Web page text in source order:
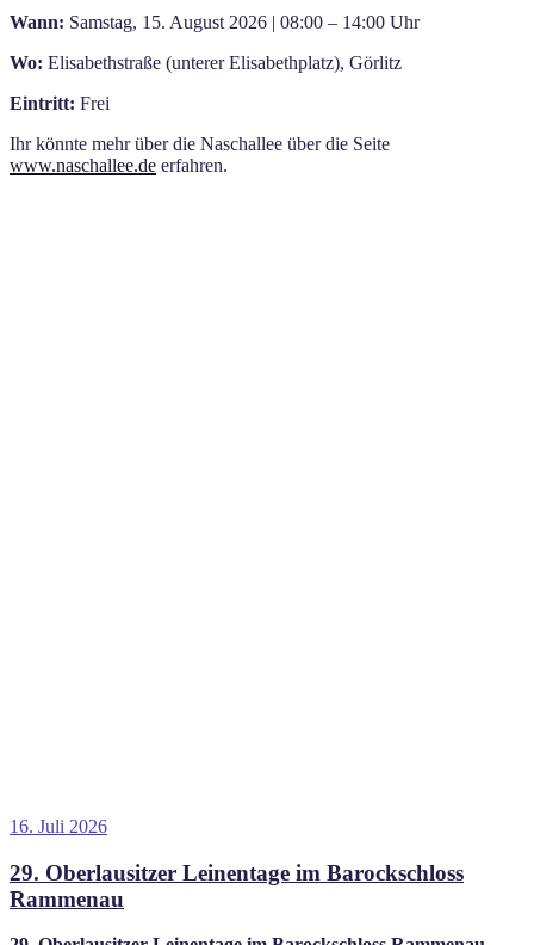
Wann: Samstag, 15. August 2026 | 08:00 – 14:00 Uhr
Wo: Elisabethstraße (unterer Elisabethplatz), Görlitz
Eintritt: Frei
Ihr könnte mehr über die Naschallee über die Seite
www.naschallee.de erfahren.
Veröffentlicht
16. Juli 2026
29. Oberlausitzer Leinentage im Barockschloss
Rammenau